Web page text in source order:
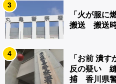
3
「火が服に
搬送 搬送
4
「お前 潰
反の疑い
捕 香川県